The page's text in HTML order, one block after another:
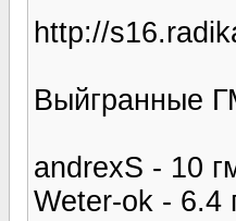
http://
Выйгранные
andrexS - 10
Weter-ok - 6.4